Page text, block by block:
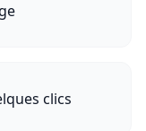
clics